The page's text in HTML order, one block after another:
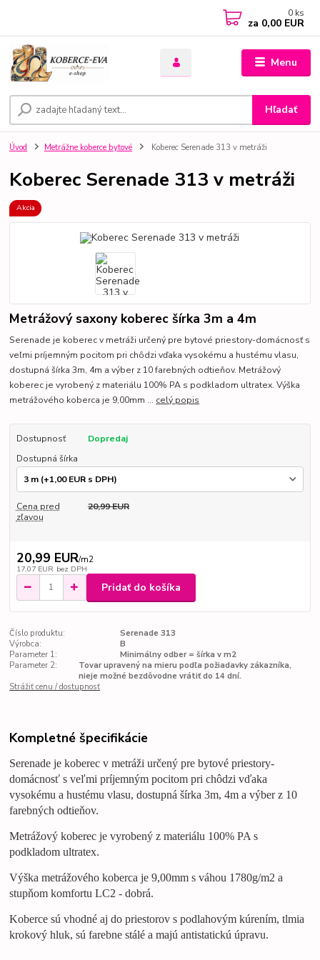
Menu
Hľadať
0 ks
za 0,00 EUR
Úvod Metrážne koberce bytové Koberec Serenade 313 v metráži
Koberec Serenade 313 v metráži
Akcia
Metrážový saxony koberec šírka 3m a 4m
Serenade je koberec v metráži určený pre bytové priestory-domácnosť s
veľmi príjemným pocitom pri chôdzi vďaka vysokému a hustému vlasu,
dostupná šírka 3m, 4m a výber z 10 farebných odtieňov. Metrážový
koberec je vyrobený z materiálu 100% PA s podkladom ultratex. Výška
metrážového koberca je 9,00mm ... celý popis
Dostupnosť
Dopredaj
Dostupná šírka
Cena pred
zľavou
20,99 EUR
20,99 EUR/m2
17,07 EUR bez DPH
Pridať do košíka
Číslo produktu:
Serenade 313
Výrobca:
B
Parameter 1:
Minimálny odber = šírka v m2
Parameter 2:
Tovar upravený na mieru podľa požiadavky zákazníka,
nieje možné bezdôvodne vrátiť do 14 dní.
Strážiť cenu / dostupnosť
Kompletné špecifikácie
Serenade je koberec v metráži určený pre bytové priestory-
domácnosť s veľmi príjemným pocitom pri chôdzi vďaka
vysokému a hustému vlasu, dostupná šírka 3m, 4m a výber z 10
farebných odtieňov.
Metrážový koberec je vyrobený z materiálu 100% PA s
podkladom ultratex.
Výška metrážovéhokoberca je 9,00mm s váhou 1780g/m2 a
stupňom komfortu LC2 - dobrá.
Kobercesú vhodné aj do priestorov s podlahovým kúrením, tlmia
krokový hluk, sú farebne stálé a majú antistatickú úpravu.